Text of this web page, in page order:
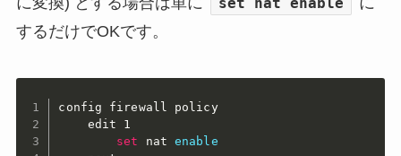
set nat enable
するだけでOKです。
config firewall policy
    edit 1
set
nat enable